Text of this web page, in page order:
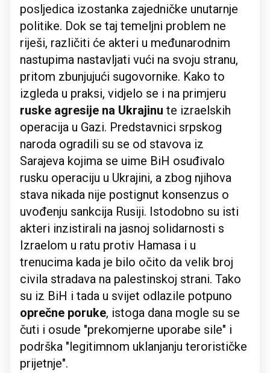
posljedica izostanka zajedničke unutarnje
politike. Dok se taj temeljni problem ne
riješi, različiti će akteri u međunarodnim
nastupima nastavljati vući na svoju stranu,
pritom zbunjujući sugovornike. Kako to
izgleda u praksi, vidjelo se i na primjeru
ruske agresije na Ukrajinu te izraelskih
operacija u Gazi. Predstavnici srpskog
naroda ogradili su se od stavova iz
Sarajeva kojima se uime BiH osuđivalo
rusku operaciju u Ukrajini, a zbog njihova
stava nikada nije postignut konsenzus o
uvođenju sankcija Rusiji. Istodobno su isti
akteri inzistirali na jasnoj solidarnosti s
Izraelom u ratu protiv Hamasa i u
trenucima kada je bilo očito da velik broj
civila stradava na palestinskoj strani. Tako
su iz BiH i tada u svijet odlazile potpuno
oprečne poruke, istoga dana mogle su se
čuti i osude "prekomjerne uporabe sile" i
podrška "legitimnom uklanjanju terorističke
prijetnje".